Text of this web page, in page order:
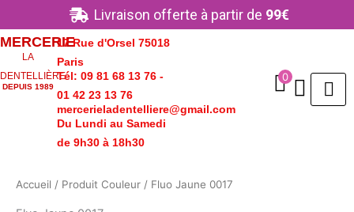
au
contenu
Livraison offerte à partir de 99€
MERCERIE
LA
DENTELLIÈRE
DEPUIS 1989
17 Rue d'Orsel 75018
Paris
Tél: 09 81 68 13 76 -
01 42 23 13 76
mercerieladentelliere@gmail.com
Du Lundi au Samedi
de 9h30 à 18h30
0
Accueil / Produit Couleur / Fluo Jaune 0017